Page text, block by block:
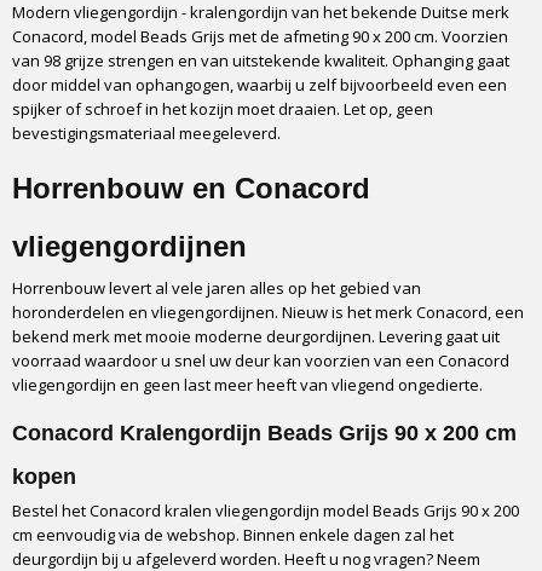
Materiaal
Kunststof kralen
Afmeting
90 x 200 cm
Onderhoud
Montage
Transport
In doos via GLS
Modern vliegengordijn - kralengordijn van het bekende Duitse merk
Conacord, model Beads Grijs met de afmeting 90 x 200 cm. Voorzien
van 98 grijze strengen en van uitstekende kwaliteit. Ophanging gaat
door middel van ophangogen, waarbij u zelf bijvoorbeeld even een
spijker of schroef in het kozijn moet draaien. Let op, geen
bevestigingsmateriaal meegeleverd.
Horrenbouw en Conacord
vliegengordijnen
Horrenbouw levert al vele jaren alles op het gebied van
horonderdelen en vliegengordijnen. Nieuw is het merk Conacord, een
bekend merk met mooie moderne deurgordijnen. Levering gaat uit
voorraad waardoor u snel uw deur kan voorzien van een Conacord
vliegengordijn en geen last meer heeft van vliegend ongedierte.
Conacord Kralengordijn Beads Grijs 90 x 200 cm
kopen
Bestel het Conacord kralen vliegengordijn model Beads Grijs 90 x 200
cm eenvoudig via de webshop. Binnen enkele dagen zal het
deurgordijn bij u afgeleverd worden. Heeft u nog vragen? Neem